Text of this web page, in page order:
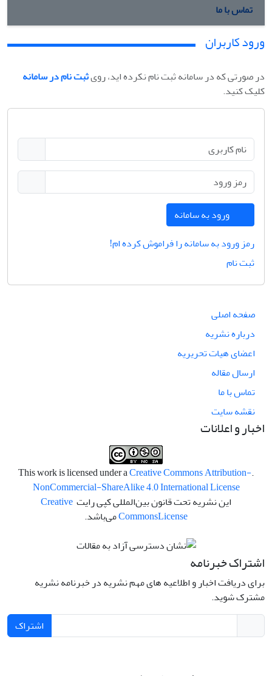
تماس با ما
ورود کاربران
در صورتی که در سامانه ثبت نام نکرده اید، رویثبت نام در سامانه
کلیک کنید.
ورود به سامانه
رمز ورود به سامانه را فراموش کرده ام!
ثبت نام
صفحه اصلی
درباره نشریه
اعضای هیات تحریریه
ارسال مقاله
تماس با ما
نقشه سایت
اخبار و اعلانات
.This work is licensed under a
Creative Commons Attribution-
NonCommercial-ShareAlike 4.0 International License
این نشریه تحت قانون بین‌المللی کپی رایت Creative
CommonsLicense می‌باشد.
اشتراک خبرنامه
برای دریافت اخبار و اطلاعیه های مهم نشریه در خبرنامه نشریه
مشترک شوید.
اشتراک